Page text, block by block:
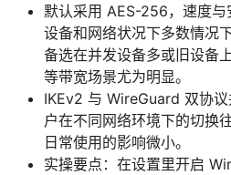
默认采用 AES-256，速度
设备和网络状况下多数情况
备选在并发设备多或旧设备
等带宽场景尤为明显。
IKEv2 与 WireGuard 双协
户在不同网络环境下的切换
日常使用的影响微小。
实操要点：在设置里开启